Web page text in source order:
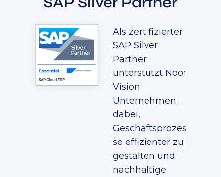
Als zertifizierter
SAP Silver
Partner
unterstützt Noor
Vision
Unternehmen
dabei,
Geschäftsprozes
se effizienter zu
gestalten und
nachhaltige